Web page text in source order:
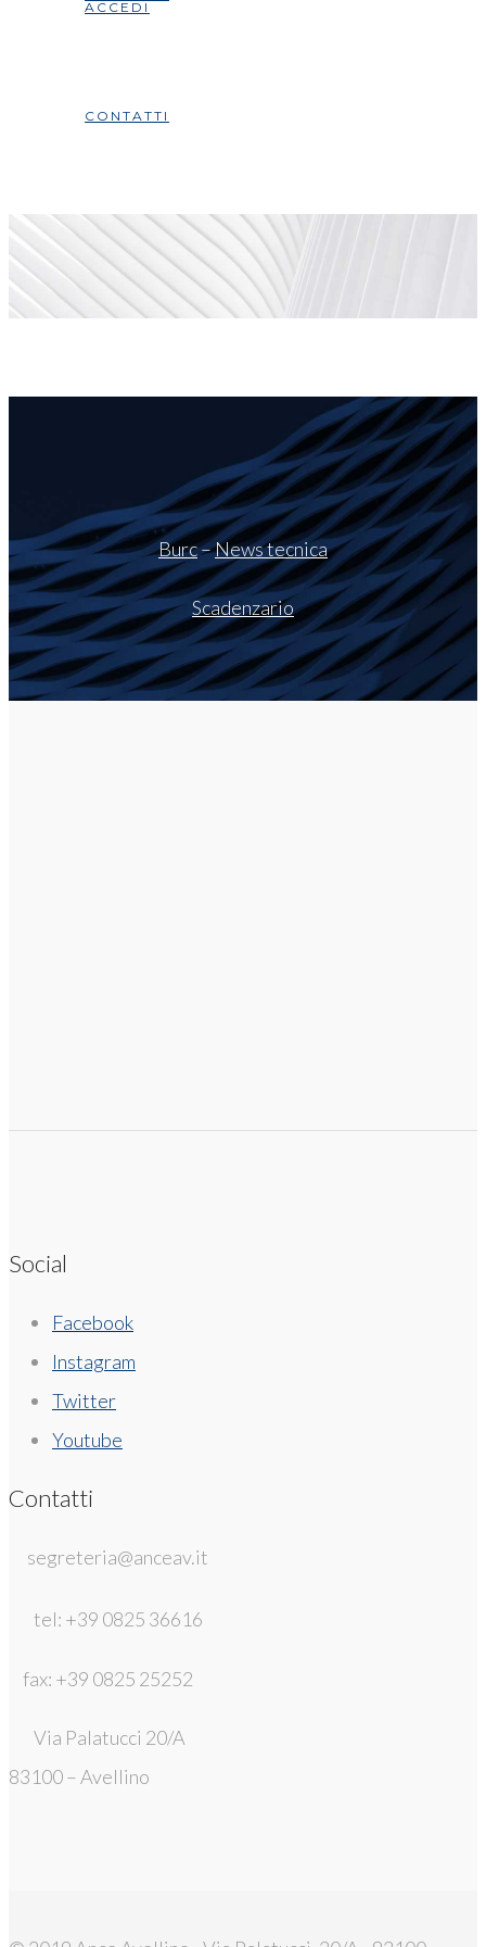
ACCEDI
CONTATTI
Burc–News tecnica
Scadenzario
Social
Facebook
Instagram
Twitter
Youtube
Contatti
segreteria@anceav.it
tel: +39 0825 36616
fax: +39 0825 25252
Via Palatucci 20/A
83100 – Avellino